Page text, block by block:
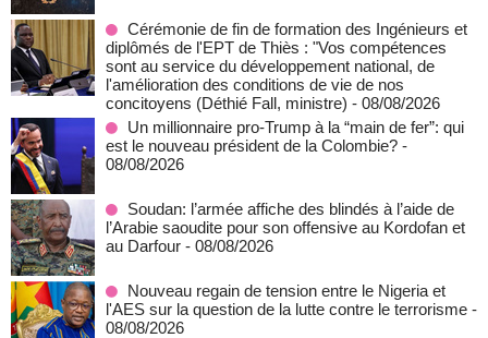
Cérémonie de fin de formation des Ingénieurs et
diplômés de l'EPT de Thiès : "Vos compétences
sont au service du développement national, de
l'amélioration des conditions de vie de nos
concitoyens (Déthié Fall, ministre) - 08/08/2026
Un millionnaire pro-Trump à la “main de fer”: qui
est le nouveau président de la Colombie? -
08/08/2026
Soudan: l’armée affiche des blindés à l’aide de
l’Arabie saoudite pour son offensive au Kordofan et
au Darfour - 08/08/2026
Nouveau regain de tension entre le Nigeria et
l'AES sur la question de la lutte contre le terrorisme -
08/08/2026